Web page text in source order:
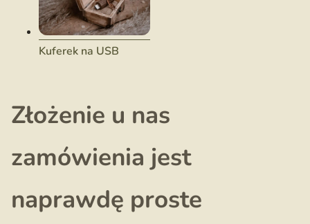
Kuferek na USB
Złożenie u nas
zamówienia jest
naprawdę proste